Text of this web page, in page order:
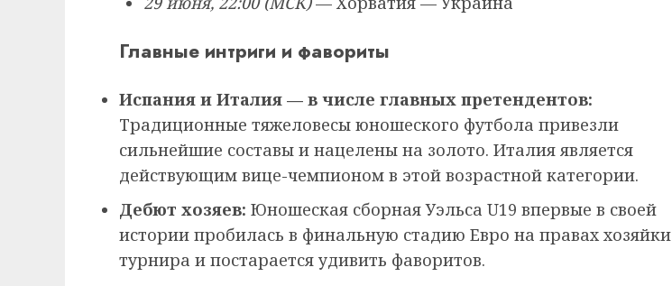
Главные интриги и фавориты
Испания и Италия — в числе главных претендентов:
Традиционные тяжеловесы юношеского футбола привезли
сильнейшие составы и нацелены на золото. Италия является
действующим вице-чемпионом в этой возрастной категории.
Дебют хозяев: Юношеская сборная Уэльса U19 впервые в своей
истории пробилась в финальную стадию Евро на правах хозяйки
турнира и постарается удивить фаворитов.